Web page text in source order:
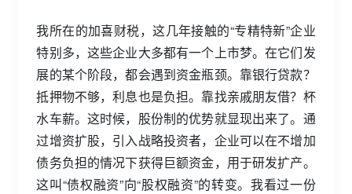
我所在的加喜财税，这几年接触的“专精特新”企业
特别多，这些企业大多都有一个上市梦。在它们发
展的某个阶段，都会遇到资金瓶颈。靠银行贷款？
抵押物不够，利息也是负担。靠找亲戚朋友借？杯
水车薪。这时候，股份制的优势就显现出来了。通
过增资扩股，引入战略投资者，企业可以在不增加
债务负担的情况下获得巨额资金，用于研发扩产。
这叫“债权融资”向“股权融资”的转变。我看过一份